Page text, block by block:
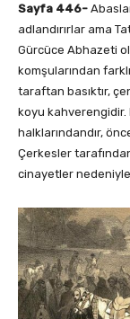
Sayfa 446-
adlandırırlar ama
Gürcüce Abhazeti
komşularından
taraftan basıktır,
koyu kahverengidir.
halklarındandır,
Çerkesler
cinayetler nedeniyle